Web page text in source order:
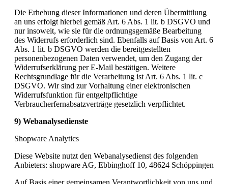
Die Erhebung dieser Informationen und deren Übermittlung
an uns erfolgt hierbei gemäß Art. 6 Abs. 1 lit. b DSGVO und
nur insoweit, wie sie für die ordnungsgemäße Bearbeitung
des Widerrufs erforderlich sind. Ebenfalls auf Basis von Art. 6
Abs. 1 lit. b DSGVO werden die bereitgestellten
personenbezogenen Daten verwendet, um den Zugang der
Widerrufserklärung per E-Mail bestätigen. Weitere
Rechtsgrundlage für die Verarbeitung ist Art. 6 Abs. 1 lit. c
DSGVO. Wir sind zur Vorhaltung einer elektronischen
Widerrufsfunktion für entgeltpflichtige
Verbraucherfernabsatzverträge gesetzlich verpflichtet.
9) Webanalysedienste
Shopware Analytics
Diese Website nutzt den Webanalysedienst des folgenden
Anbieters: shopware AG, Ebbinghoff 10, 48624 Schöppingen
Auf Basis einer gemeinsamen Verantwortlichkeit von uns und